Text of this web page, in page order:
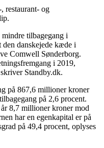
restaurant- og
tilbagegang i
danskejede kæde i
Comwell Sønderborg.
i 2019,
Standby.dk.
på 867,6 millioner kroner
på 2,6 procent.
8,7 millioner kroner mod
har en egenkapital er på
på 49,4 procent, oplyses